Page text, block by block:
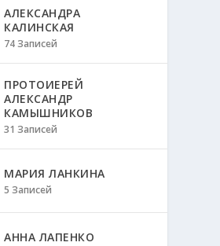
АЛЕКСАНДРА
КАЛИНСКАЯ
74 Записей
ПРОТОИЕРЕЙ
АЛЕКСАНДР
КАМЫШНИКОВ
31 Записей
МАРИЯ ЛАНКИНА
5 Записей
АННА ЛАПЕНКО